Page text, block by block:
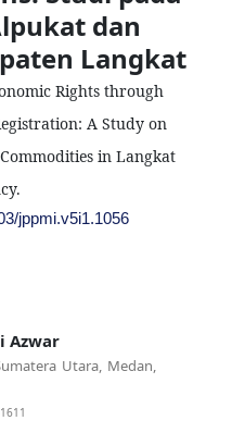
dan
Langkat
Rights through
A Study on
in Langkat
jppmi.v5i1.1056
Azwar
Utara, Medan,